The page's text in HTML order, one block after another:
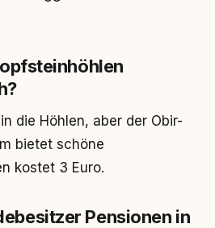
die Höhlen, aber der Obir-
bietet schöne
kostet 3 Euro.
Pensionen in